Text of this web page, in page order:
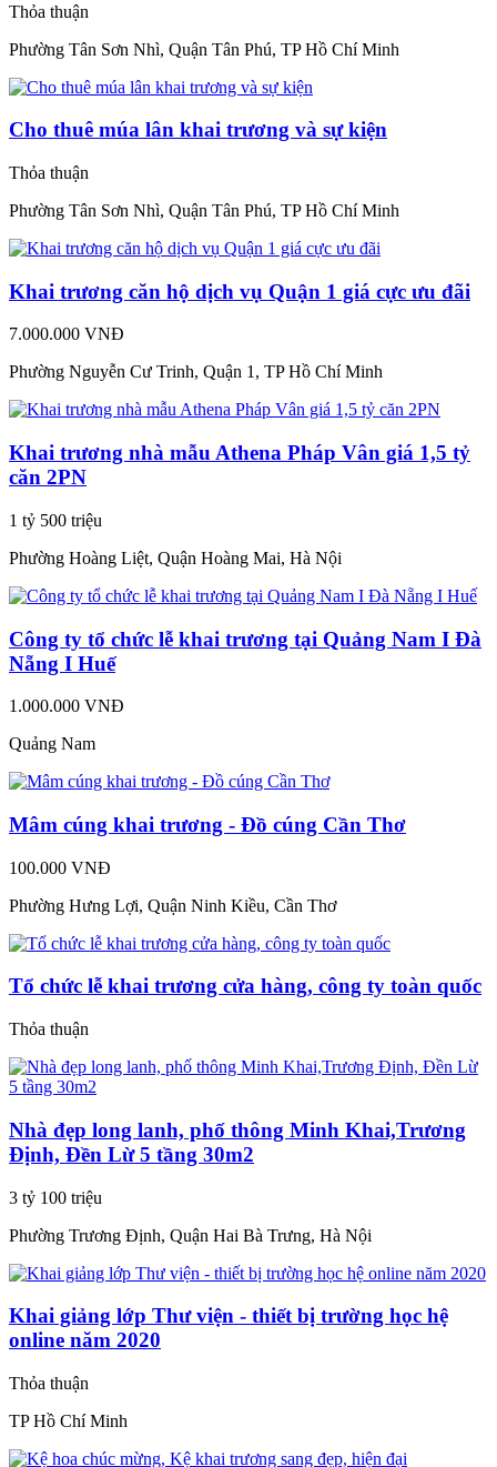
Thỏa thuận
Phường Tân Sơn Nhì, Quận Tân Phú, TP Hồ Chí Minh
Cho thuê múa lân khai trương và sự kiện
Thỏa thuận
Phường Tân Sơn Nhì, Quận Tân Phú, TP Hồ Chí Minh
Khai trương căn hộ dịch vụ Quận 1 giá cực ưu đãi
7.000.000 VNĐ
Phường Nguyễn Cư Trinh, Quận 1, TP Hồ Chí Minh
Khai trương nhà mẫu Athena Pháp Vân giá 1,5 tỷ
căn 2PN
1 tỷ 500 triệu
Phường Hoàng Liệt, Quận Hoàng Mai, Hà Nội
Công ty tổ chức lễ khai trương tại Quảng Nam I Đà
Nẵng I Huế
1.000.000 VNĐ
Quảng Nam
Mâm cúng khai trương - Đồ cúng Cần Thơ
100.000 VNĐ
Phường Hưng Lợi, Quận Ninh Kiều, Cần Thơ
Tổ chức lễ khai trương cửa hàng, công ty toàn quốc
Thỏa thuận
Nhà đẹp long lanh, phố thông Minh Khai,Trương
Định, Đền Lừ 5 tầng 30m2
3 tỷ 100 triệu
Phường Trương Định, Quận Hai Bà Trưng, Hà Nội
Khai giảng lớp Thư viện - thiết bị trường học hệ
online năm 2020
Thỏa thuận
TP Hồ Chí Minh